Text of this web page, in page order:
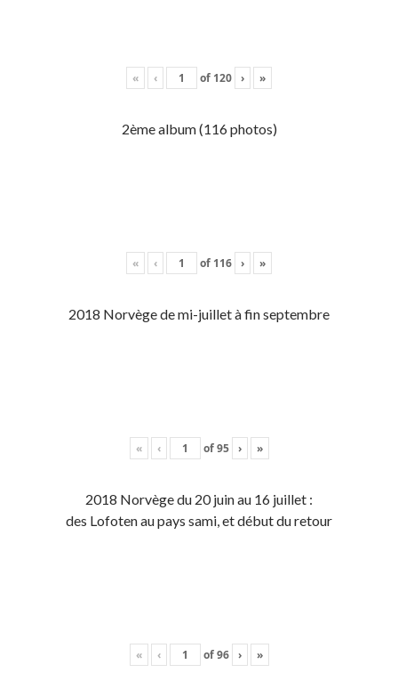
« ‹ of 120 › »
2ème album (116 photos)
« ‹ of 116 › »
2018 Norvège de mi-juillet à fin septembre
« ‹ of95 › »
2018 Norvège du 20 juin au 16 juillet :
des Lofoten au pays sami, et début du retour
« ‹ of96 › »